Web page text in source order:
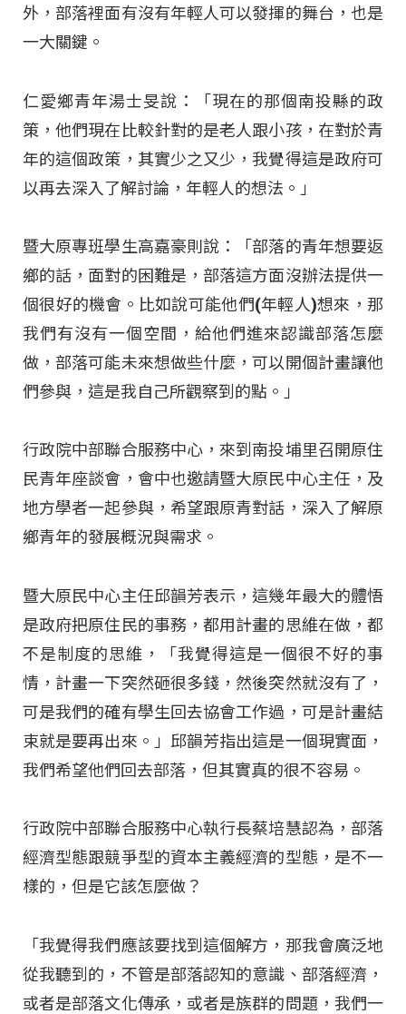
外，部落裡面有沒有年輕人可以發揮的舞台，也是
一大關鍵。
仁愛鄉青年湯士旻說：「現在的那個南投縣的政
策，他們現在比較針對的是老人跟小孩，在對於青
年的這個政策，其實少之又少，我覺得這是政府可
以再去深入了解討論，年輕人的想法。」
暨大原專班學生高嘉豪則說：「部落的青年想要返
鄉的話，面對的困難是，部落這方面沒辦法提供一
個很好的機會。比如說可能他們(年輕人)想來，那
我們有沒有一個空間，給他們進來認識部落怎麼
做，部落可能未來想做些什麼，可以開個計畫讓他
們參與，這是我自己所觀察到的點。」
行政院中部聯合服務中心，來到南投埔里召開原住
民青年座談會，會中也邀請暨大原民中心主任，及
地方學者一起參與，希望跟原青對話，深入了解原
鄉青年的發展概況與需求。
暨大原民中心主任邱韻芳表示，這幾年最大的體悟
是政府把原住民的事務，都用計畫的思維在做，都
不是制度的思維，「我覺得這是一個很不好的事
情，計畫一下突然砸很多錢，然後突然就沒有了，
可是我們的確有學生回去協會工作過，可是計畫結
束就是要再出來。」邱韻芳指出這是一個現實面，
我們希望他們回去部落，但其實真的很不容易。
行政院中部聯合服務中心執行長蔡培慧認為，部落
經濟型態跟競爭型的資本主義經濟的型態，是不一
樣的，但是它該怎麼做？
「我覺得我們應該要找到這個解方，那我會廣泛地
從我聽到的，不管是部落認知的意識、部落經濟，
或者是部落文化傳承，或者是族群的問題，我們一